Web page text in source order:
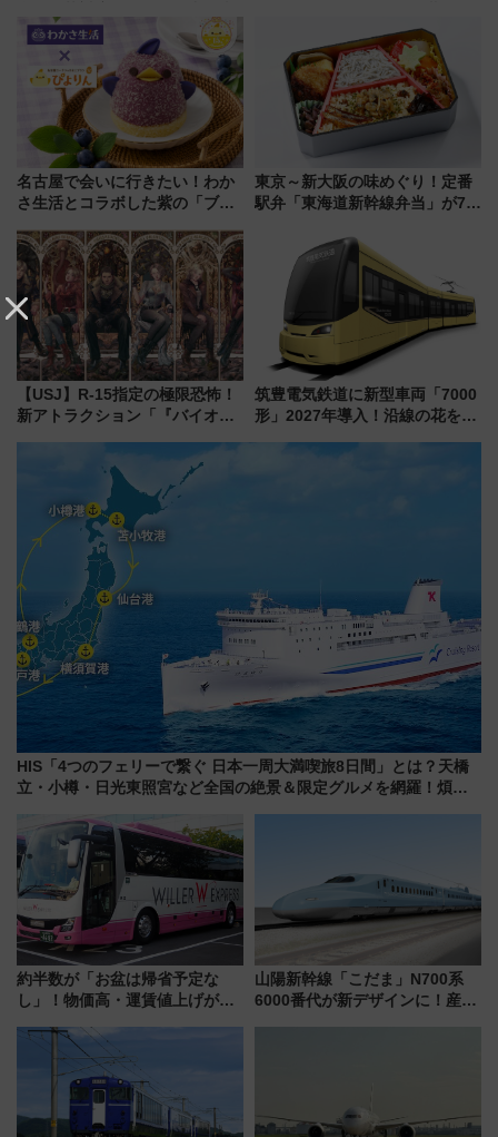
の罠
【2026年8月5日～25日】
名古屋で会いに行きたい！わか
さ生活とコラボした紫の「ブル
売
東京～新大阪の味めぐり！定番
駅弁「東海道新幹線弁当」が7月
【USJ】R-15指定の極限恐怖！
新アトラクション「『バイオハ
ブ」今秋登場 ―予測不能の恐
怖に泣き叫べ―
筑豊電気鉄道に新型車両「7000
形」2027年導入！沿線の花をイ
内は落ち着いたゆとりある空間
HIS「4つのフェリーで繋ぐ 日本一周大満喫旅8日間」とは？天橋
立・小樽・日光東照宮など全国の絶景＆限定グルメを網羅！煩雑
約半数が「お盆は帰省予定な
し」！物価高・運賃値上げが財
りたいけど……【WILLER お盆
帰省動向調査】
山陽新幹線「こだま」N700系
6000番代が新デザインに！産学